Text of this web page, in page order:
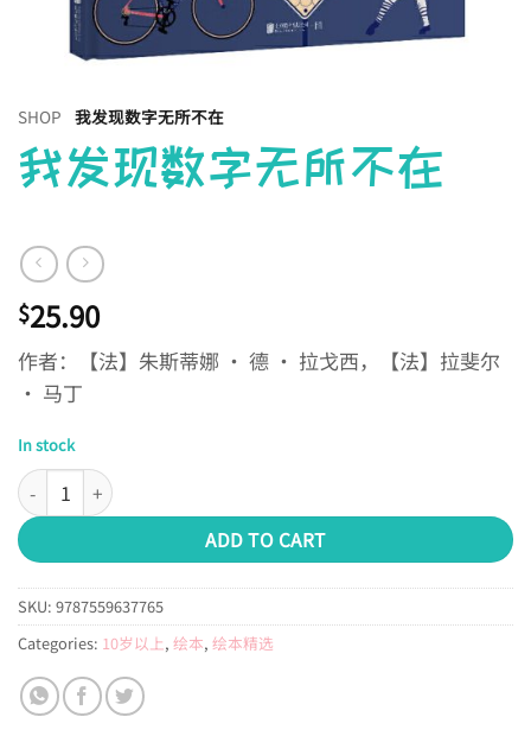
SHOP 我发现数字无所不在
我发现数字无所不在
$25.90
作者：【法】朱斯蒂娜 • 德 • 拉戈西，【法】拉斐尔
• 马丁
In stock
我发现数字无所不在 quantity
ADD TO CART
SKU: 9787559637765
Categories: 10岁以上, 绘本, 绘本精选